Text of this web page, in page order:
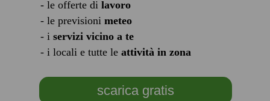
- le offerte di lavoro
- le previsioni meteo
- i servizi vicino a te
- i locali e tutte le attività in zona
scarica gratis